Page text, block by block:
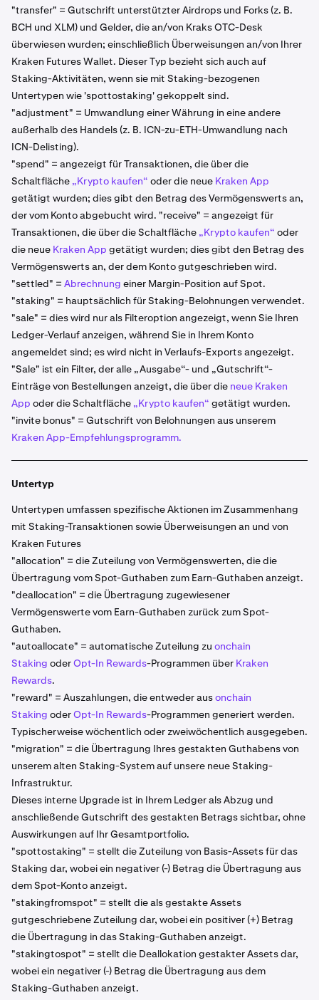
"transfer" = Gutschrift unterstützter Airdrops und Forks (z. B.
BCH und XLM) und Gelder, die an/von Kraks OTC-Desk
überwiesen wurden; einschließlich Überweisungen an/von Ihrer
Kraken Futures Wallet. Dieser Typ bezieht sich auch auf
Staking-Aktivitäten, wenn sie mit Staking-bezogenen
Untertypen wie 'spottostaking' gekoppelt sind.
"adjustment" = Umwandlung einer Währung in eine andere
außerhalb des Handels (z. B. ICN-zu-ETH-Umwandlung nach
ICN-Delisting).
"spend" = angezeigt für Transaktionen, die über die
Schaltfläche „Krypto kaufen“ oder die neue Kraken App
getätigt wurden; dies gibt den Betrag des Vermögenswerts an,
der vom Konto abgebucht wird. "receive" = angezeigt für
Transaktionen, die über die Schaltfläche „Krypto kaufen“ oder
die neue Kraken App getätigt wurden; dies gibt den Betrag des
Vermögenswerts an, der dem Konto gutgeschrieben wird.
"settled" = Abrechnung einer Margin-Position auf Spot.
"staking" = hauptsächlich für Staking-Belohnungen verwendet.
"sale" = dies wird nur als Filteroption angezeigt, wenn Sie Ihren
Ledger-Verlauf anzeigen, während Sie in Ihrem Konto
angemeldet sind; es wird nicht in Verlaufs-Exports angezeigt.
"Sale" ist ein Filter, der alle „Ausgabe“- und „Gutschrift“-
Einträge von Bestellungen anzeigt, die über die neue Kraken
App oder die Schaltfläche „Krypto kaufen“ getätigt wurden.
"invite bonus" = Gutschrift von Belohnungen aus unserem
Kraken App-Empfehlungsprogramm.
Untertyp
Untertypen umfassen spezifische Aktionen im Zusammenhang
mit Staking-Transaktionen sowie Überweisungen an und von
Kraken Futures
"allocation" = die Zuteilung von Vermögenswerten, die die
Übertragung vom Spot-Guthaben zum Earn-Guthaben anzeigt.
"deallocation" = die Übertragung zugewiesener
Vermögenswerte vom Earn-Guthaben zurück zum Spot-
Guthaben.
"autoallocate" = automatische Zuteilung zu onchain
Staking oderOpt-In Rewards-Programmen über Kraken
Rewards.
"reward" = Auszahlungen, die entweder ausonchain
Staking oderOpt-In Rewards-Programmen generiert werden.
Typischerweise wöchentlich oder zweiwöchentlich ausgegeben.
"migration" = die Übertragung Ihres gestakten Guthabens von
unserem alten Staking-System auf unsere neue Staking-
Infrastruktur.
Dieses interne Upgrade ist in Ihrem Ledger als Abzug und
anschließende Gutschrift des gestakten Betrags sichtbar, ohne
Auswirkungen auf Ihr Gesamtportfolio.
"spottostaking" = stellt die Zuteilung von Basis-Assets für das
Staking dar, wobei ein negativer (-) Betrag die Übertragung aus
dem Spot-Konto anzeigt.
"stakingfromspot" = stellt die als gestakte Assets
gutgeschriebene Zuteilung dar, wobei ein positiver (+) Betrag
die Übertragung in das Staking-Guthaben anzeigt.
"stakingtospot" = stellt die Deallokation gestakter Assets dar,
wobei ein negativer (-) Betrag die Übertragung aus dem
Staking-Guthaben anzeigt.